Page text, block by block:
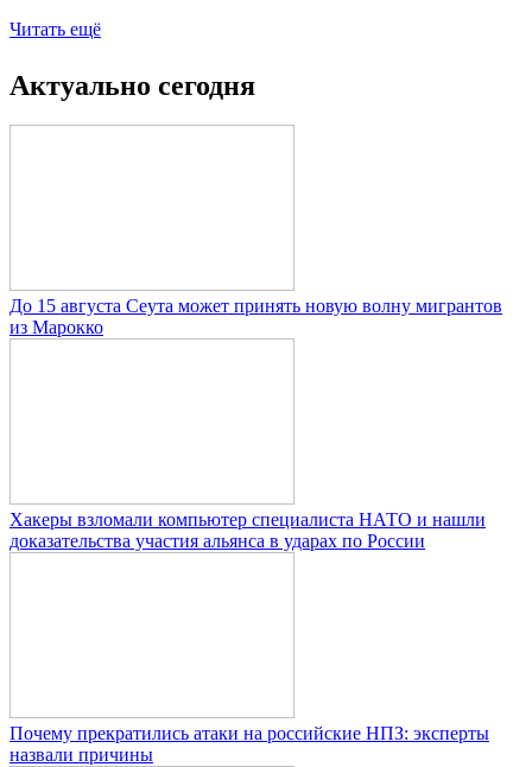
Читать ещё
Актуально сегодня
До 15 августа Сеута может принять новую волну мигрантов
из Марокко
Хакеры взломали компьютер специалиста НАТО и нашли
доказательства участия альянса в ударах по России
Почему прекратились атаки на российские НПЗ: эксперты
назвали причины